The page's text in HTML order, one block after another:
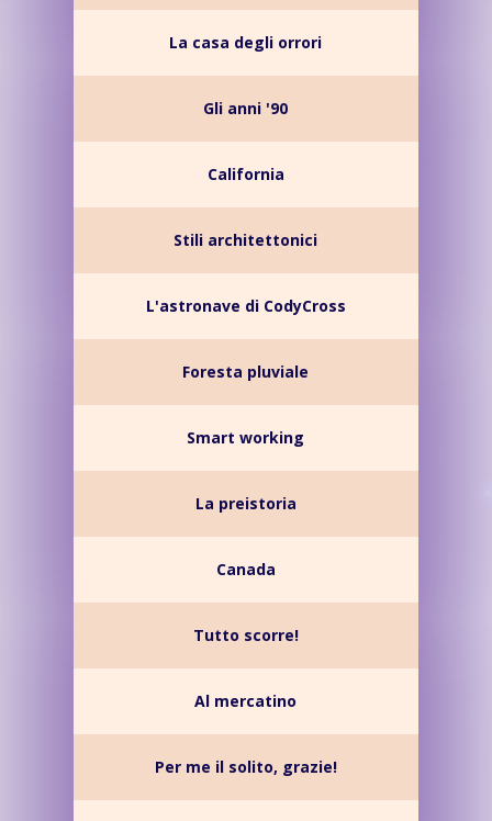
La casa degli orrori
Gli anni '90
California
Stili architettonici
L'astronave di CodyCross
Foresta pluviale
Smart working
La preistoria
Canada
Tutto scorre!
Al mercatino
Per me il solito, grazie!